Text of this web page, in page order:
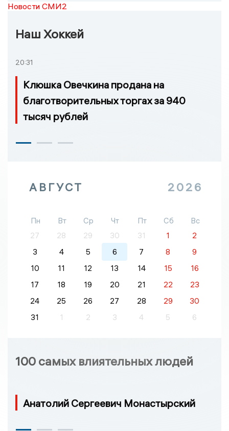
Новости СМИ2
Наш Хоккей
20:31
Клюшка Овечкина продана на
благотворительных торгах за 940
тысяч рублей
АВГУСТ 2026
Пн Вт Ср Чт Пт Сб
Вс
27
28 29 30 31 1
2
3
4 5 6 7 8
9
10
11 12 13 14 15
16
17
18 19 20 21 22
23
24
25 26 27 28 29
30
31
1 2 3 4 5 6
100 самых влиятельных людей
Анатолий Сергеевич Монастырский